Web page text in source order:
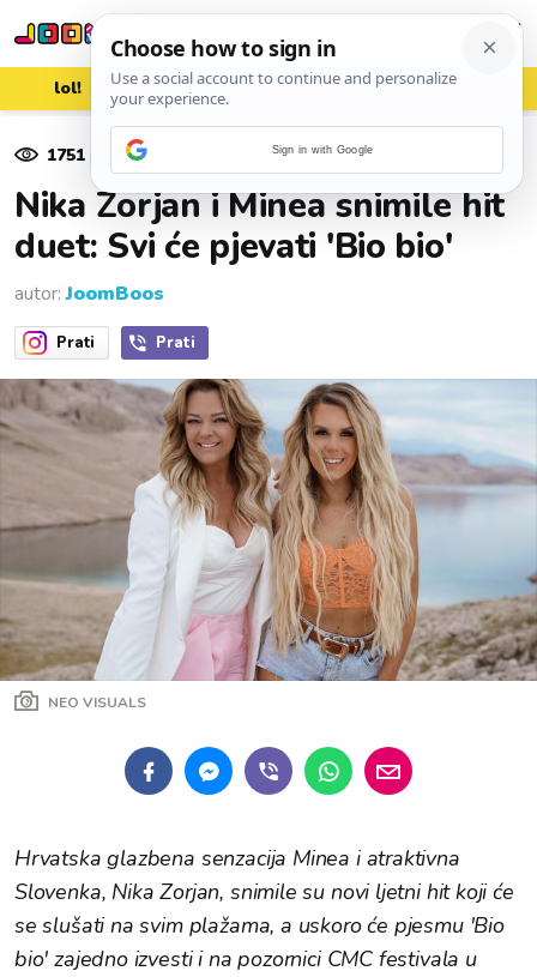
lol! aww vrh! woot?!
1751 pregleda
Nika Zorjan i Minea snimile hit
duet: Svi će pjevati 'Bio bio'
autor:JoomBoos
Prati Prati
NEO VISUALS
Hrvatska glazbena senzacija Minea i atraktivna
Slovenka, Nika Zorjan, snimile su novi ljetni hit koji će
se slušati na svim plažama, a uskoro će pjesmu 'Bio
bio' zajedno izvesti i na pozornici CMC festivala u
Sign in with Google